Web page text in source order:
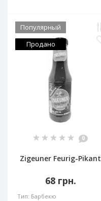
Популярный
Продано
0
Zigeuner Feurig-Pikant
68 грн.
Тип: Барбекю